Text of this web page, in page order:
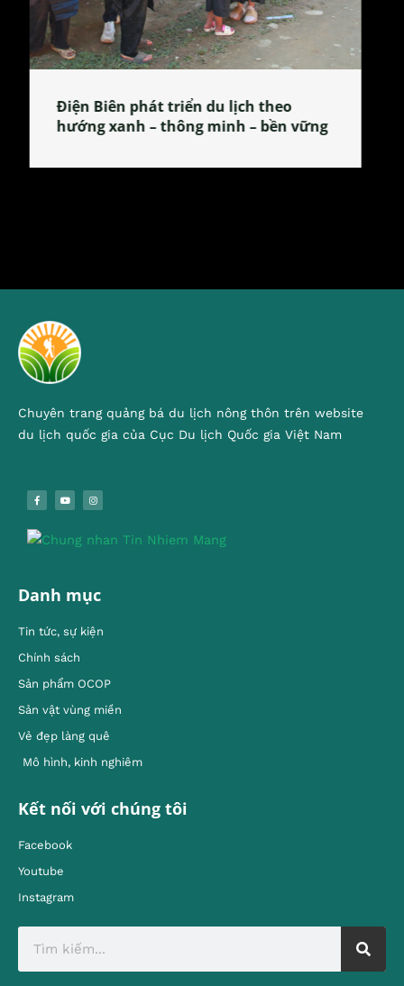
Làng làm bánh tẻ Phú Nhi – nơi lan
tỏa đặc sản xứ Đoài
Chuyên trang quảng bá du lịch nông thôn trên website
du lịch quốc gia của Cục Du lịch Quốc gia Việt Nam
Danh mục
Tin tức, sự kiện
Chính sách
Sản phẩm OCOP
Sản vật vùng miền
Vẻ đẹp làng quê
Mô hình, kinh nghiêm
Kết nối với chúng tôi
Facebook
Youtube
Instagram